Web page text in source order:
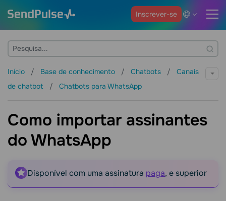
Inscrever-se
Início Base de conhecimento Chatbots
Canais
de chatbot
Chatbots para WhatsApp
Como importar assinantes
do WhatsApp
Disponível com uma assinatura paga, e superior